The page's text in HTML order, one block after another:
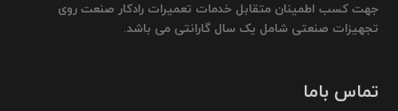
جهت کسب اطمینان متقابل خدمات تعمیرات رادکار صنعت روی
تجهیزات صنعتی شامل یک سال گارانتی می باشد.
تماس باما